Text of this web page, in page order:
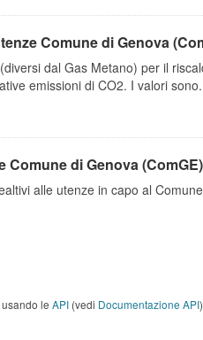
Comune di Genova
dal Gas Metano) per il
emissioni di CO2. I valori
Comune di Genova (ComGE)
alle utenze in capo al
le API (vedi Documentazione API